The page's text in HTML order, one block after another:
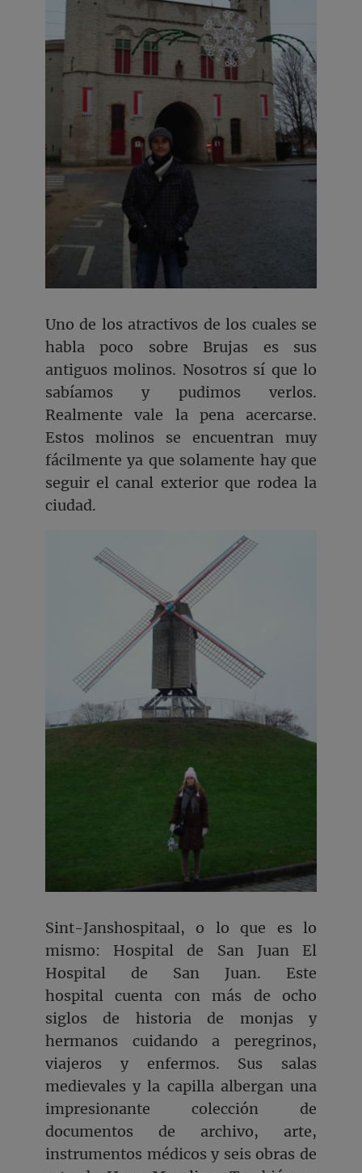
Uno de los atractivos de los cuales se
habla poco sobre Brujas es sus
antiguos molinos. Nosotros sí que lo
sabíamos y pudimos verlos.
Realmente vale la pena acercarse.
Estos molinos se encuentran muy
fácilmente ya que solamente hay que
seguir el canal exterior que rodea la
ciudad.
Sint-Janshospitaal, o lo que es lo
mismo: Hospital de San Juan El
Hospital de San Juan. Este
hospital cuenta con más de ocho
siglos de historia de monjas y
hermanos cuidando a peregrinos,
viajeros y enfermos. Sus salas
medievales y la capilla albergan una
impresionante colección de
documentos de archivo, arte,
instrumentos médicos y seis obras de